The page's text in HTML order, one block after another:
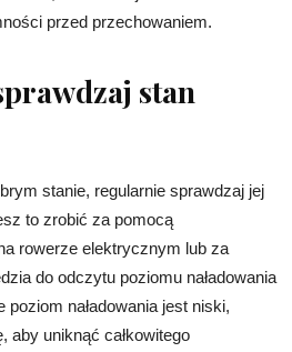
przed przechowaniem.
stan
stanie, regularnie sprawdzaj jej
to zrobić za pomocą
rowerze elektrycznym lub za
do odczytu poziomu naładowania
naładowania jest niski,
aby uniknąć całkowitego